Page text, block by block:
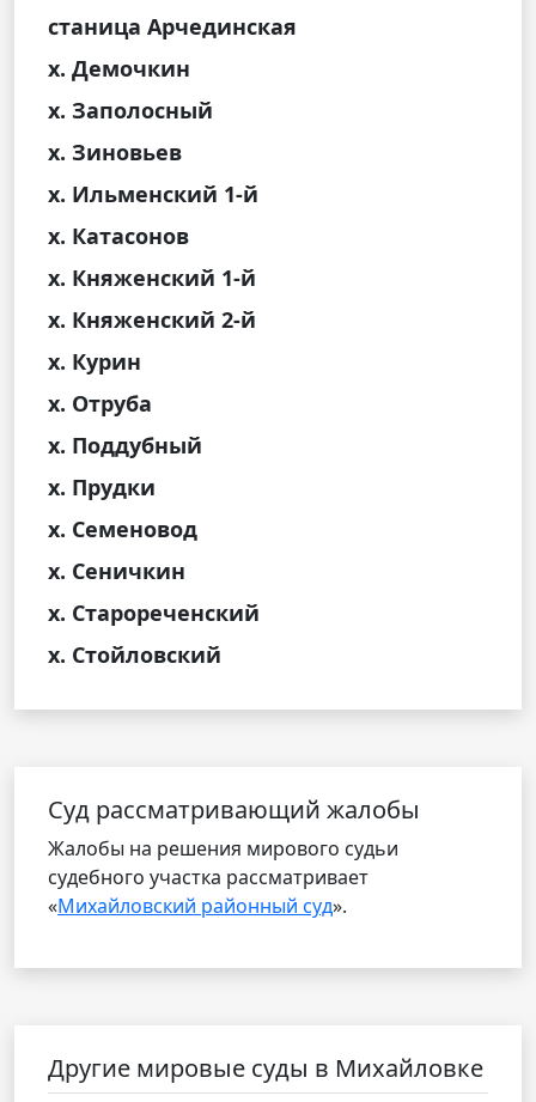
станица Арчединская
х. Демочкин
х. Заполосный
х. Зиновьев
х. Ильменский 1-й
х. Катасонов
х. Княженский 1-й
х. Княженский 2-й
х. Курин
х. Отруба
х. Поддубный
х. Прудки
х. Семеновод
х. Сеничкин
х. Старореченский
х. Стойловский
Cуд рассматривающий жалобы
Жалобы на решения мирового судьи
судебного участка рассматривает
«Михайловский районный суд».
Другие мировые суды в Михайловке